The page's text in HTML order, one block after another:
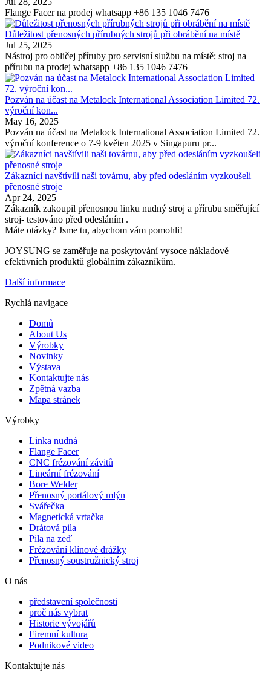
Flange Facer na prodej whatsapp +86 135 1046 7476
Důležitost přenosných přírubných strojů při obrábění na místě
Jul 25, 2025
Nástroj pro obličej příruby pro servisní službu na místě; stroj na
přírubu na prodej whatsapp +86 135 1046 7476
Pozván na účast na Metalock International Association Limited 72.
výroční kon...
May 16, 2025
Pozván na účast na Metalock International Association Limited 72.
výroční konference o 7-9 květen 2025 v Singapuru pr...
Zákazníci navštívili naši továrnu, aby před odesláním vyzkoušeli
přenosné stroje
Apr 24, 2025
Zákazník zakoupil přenosnou linku nudný stroj a přírubu směřující
stroj- testováno před odesláním .
Máte otázky? Jsme tu, abychom vám pomohli!
JOYSUNG se zaměřuje na poskytování vysoce nákladově
efektivních produktů globálním zákazníkům.
Další informace
Rychlá navigace
Domů
About Us
Výrobky
Novinky
Výstava
Kontaktujte nás
Zpětná vazba
Mapa stránek
Výrobky
Linka nudná
Flange Facer
CNC frézování závitů
Lineární frézování
Bore Welder
Přenosný portálový mlýn
Svářečka
Magnetická vrtačka
Drátová pila
Pila na zeď
Frézování klínové drážky
Přenosný soustružnický stroj
O nás
představení společnosti
proč nás vybrat
Historie vývojářů
Firemní kultura
Podnikové video
Kontaktujte nás